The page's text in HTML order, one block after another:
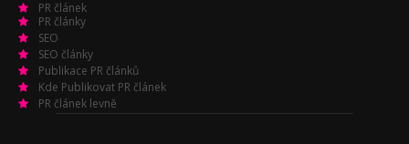
PR článek
PR články
SEO
SEO články
Publikace PR článků
Kde Publikovat PR článek
PR článek levně